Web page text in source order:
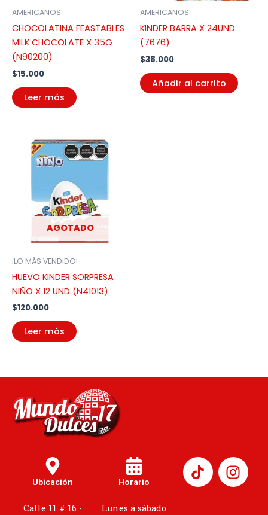
AMERICANOS
CHOCOLATINA FEASTABLES
MILK CHOCOLATE X 35G
(N90200)
$15.000
Leer más
AMERICANOS
KINDER BARRA X 24UND
(7676)
$38.000
Añadir al carrito
AGOTADO
¡LO MÁS VENDIDO!
HUEVO KINDER SORPRESA
NIÑO X 12 UND (N41013)
$120.000
Leer más
Ubicación
Calle 11 # 16 -
Horario
Lunes a sábado
I
n
s